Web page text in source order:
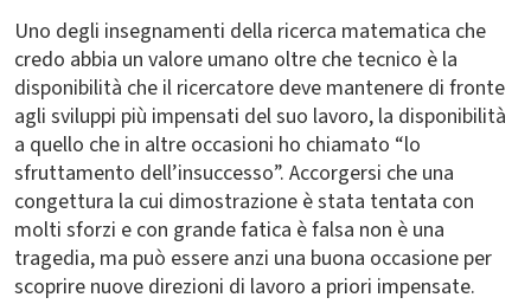
Uno degli insegnamenti della ricerca matematica che
credo abbia un valore umano oltre che tecnico è la
disponibilità che il ricercatore deve mantenere di fronte
agli sviluppi più impensati del suo lavoro, la disponibilità
a quello che in altre occasioni ho chiamato “lo
sfruttamento dell’insuccesso”. Accorgersi che una
congettura la cui dimostrazione è stata tentata con
molti sforzi e con grande fatica è falsa non è una
tragedia, ma può essere anzi una buona occasione per
scoprire nuove direzioni di lavoro a priori impensate.